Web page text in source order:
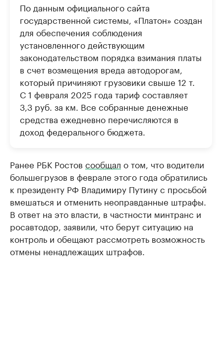
По данным официального сайта
государственной системы, «Платон» создан
для обеспечения соблюдения
установленного действующим
законодательством порядка взимания платы
в счет возмещения вреда автодорогам,
который причиняют грузовики свыше 12 т.
С 1 февраля 2025 года тариф составляет
3,3 руб. за км. Все собранные денежные
средства ежедневно перечисляются в
доход федерального бюджета.
Ранее РБК Ростов сообщал о том, что водители
большегрузов в феврале этого года обратились
к президенту РФ Владимиру Путину с просьбой
вмешаться и отменить неоправданные штрафы.
В ответ на это власти, в частности минтранс и
росавтодор, заявили, что берут ситуацию на
контроль и обещают рассмотреть возможность
отмены ненадлежащих штрафов.